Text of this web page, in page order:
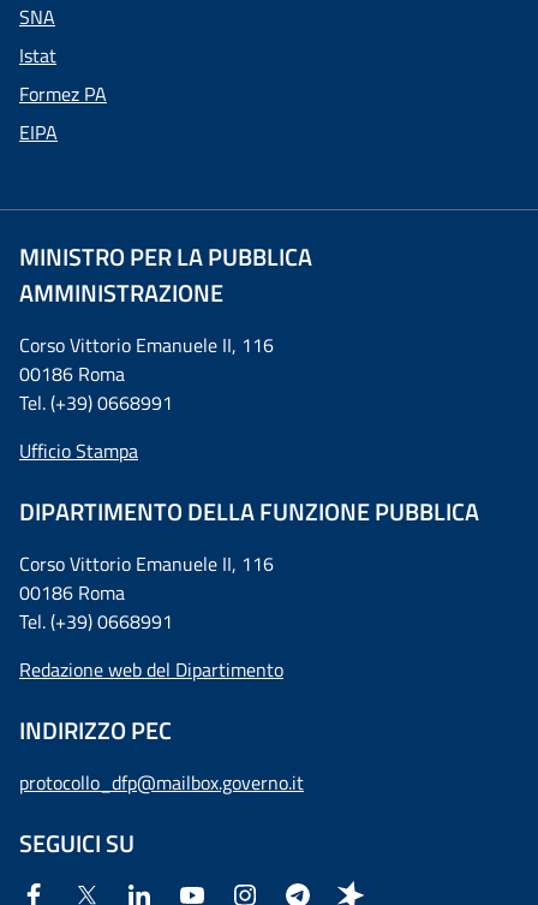
SNA
Istat
Formez PA
EIPA
MINISTRO PER LA PUBBLICA
AMMINISTRAZIONE
Corso Vittorio Emanuele II, 116
00186 Roma
Tel. (+39) 0668991
Ufficio Stampa
DIPARTIMENTO DELLA FUNZIONE PUBBLICA
Corso Vittorio Emanuele II, 116
00186 Roma
Tel. (+39) 0668991
Redazione web del Dipartimento
INDIRIZZO PEC
protocollo_dfp@mailbox.governo.it
SEGUICI SU